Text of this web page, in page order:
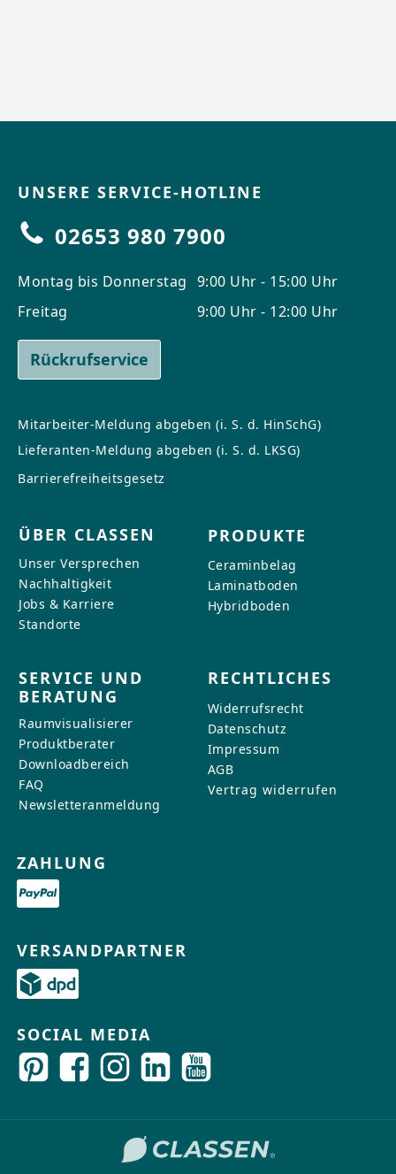
UNSERE SERVICE-HOTLINE
02653 980 7900
Montag bis Donnerstag
Freitag
9:00 Uhr - 15:00 Uhr
9:00 Uhr - 12:00 Uhr
Rückrufservice
Mitarbeiter-Meldung abgeben (i. S. d. HinSchG)
Lieferanten-Meldung abgeben (i. S. d. LKSG)
Barrierefreiheitsgesetz
ÜBER CLASSEN
Unser Versprechen
Nachhaltigkeit
Jobs & Karriere
Standorte
PRODUKTE
Ceraminbelag
Laminatboden
Hybridboden
SERVICE UND
BERATUNG
Raumvisualisierer
Produktberater
Downloadbereich
FAQ
Newsletteranmeldung
RECHTLICHES
Widerrufsrecht
Datenschutz
Impressum
AGB
Vertrag widerrufen
ZAHLUNG
VERSANDPARTNER
SOCIAL MEDIA